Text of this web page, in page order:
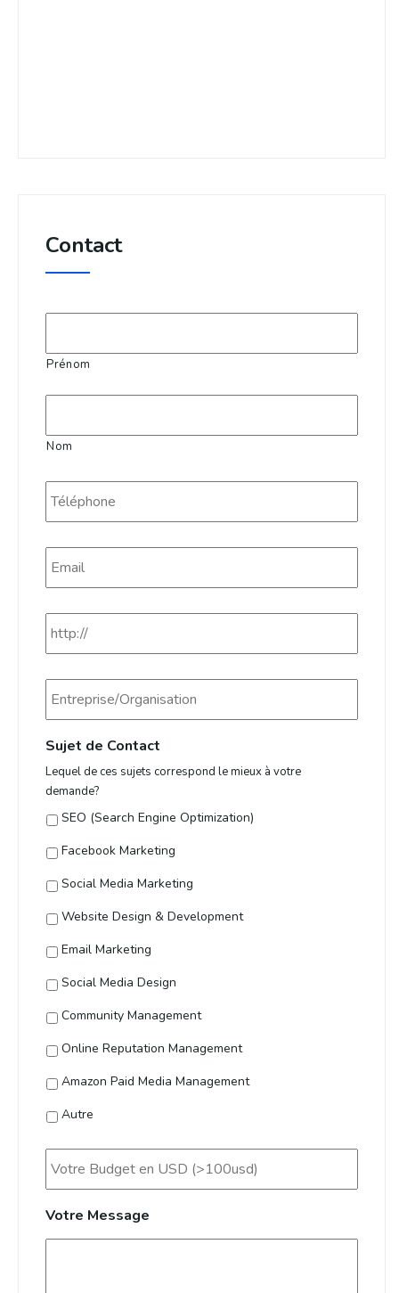
Contact
Nom
Prénom
Nom
Email *
Website
Entreprise/Organisation
Sujet de Contact
Lequel de ces sujets correspond le mieux à votre
demande?
SEO (Search Engine Optimization)
Facebook Marketing
Social Media Marketing
Website Design & Development
Email Marketing
Social Media Design
Community Management
Online Reputation Management
Amazon Paid Media Management
Autre
Votre
Budget
Votre Message